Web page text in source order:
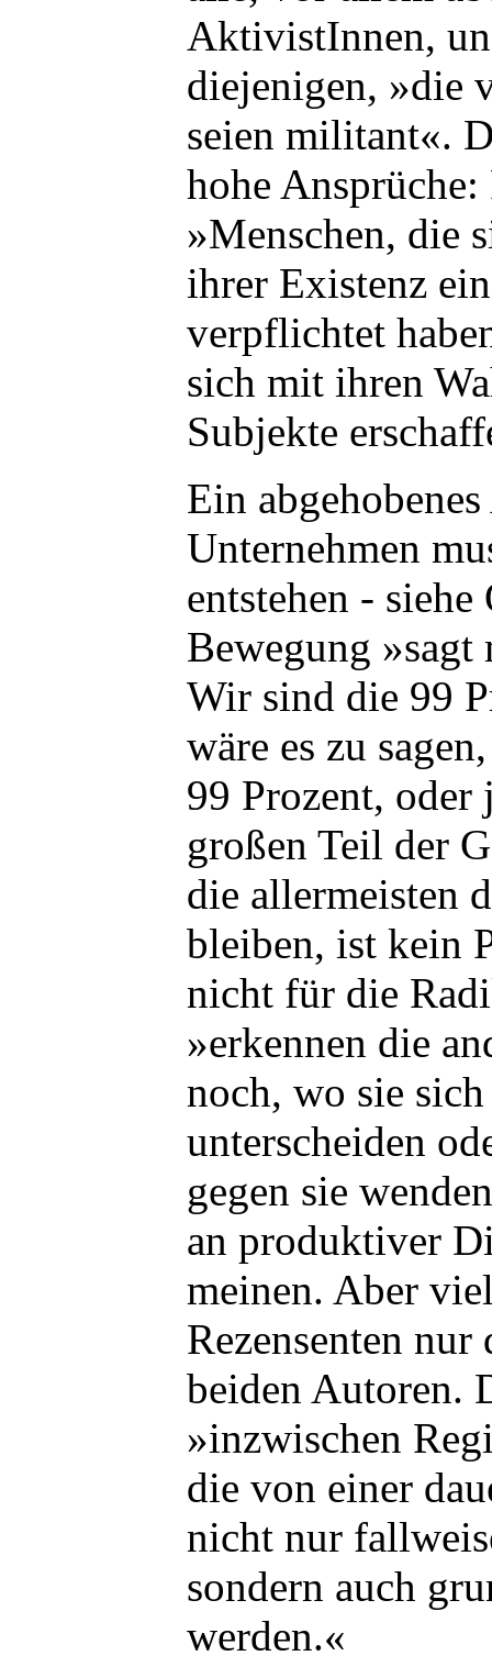
AktivistInnen,
diejenigen, »die
seien militant«.
hohe
»Menschen, die
ihrer Existenz
verpflichtet
sich mit ihren
Subjekte
Ein
Unternehmen
entstehen -
Bewegung
Wir sind die 99
wäre es zu
99 Prozent, oder
großen Teil der
die allermeisten
bleiben, ist kein
nicht für die
»erkennen die
noch, wo sie
unterscheiden
gegen sie
an produktiver
meinen. Aber
Rezensenten nur
beiden Autoren.
»inzwischen
die von einer
nicht nur
sondern auch
werden.«